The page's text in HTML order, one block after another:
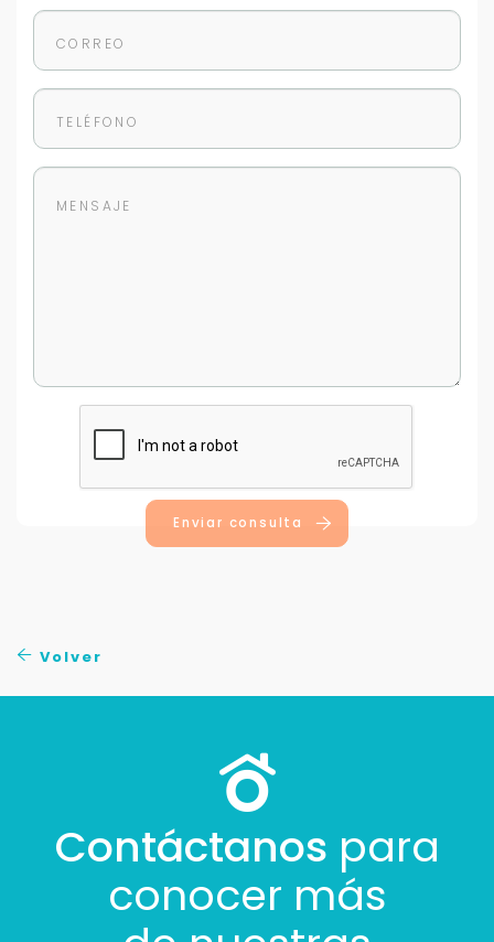
Enviar consulta
Volver
Contáctanos para
conocer más
mejor y más rápido
Déjanos tus datos para identificar tu consulta en el
sistema de gestión de clientes.
Tu WhatsApp *